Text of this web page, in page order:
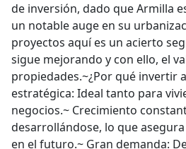
de inversión, dado que Armilla
un notable auge en su
proyectos aquí es un acierto
sigue mejorando y con ello, el
propiedades.~¿Por qué invertir
estratégica: Ideal tanto para
negocios.~ Crecimiento
desarrollándose, lo que
en el futuro.~ Gran demanda: